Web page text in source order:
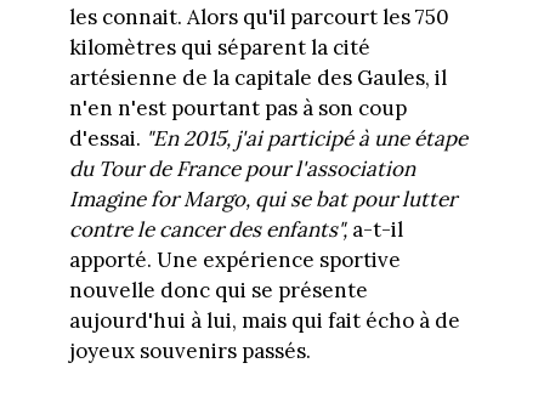
les connait. Alors qu'il parcourt les 750
kilomètres qui séparent la cité
artésienne de la capitale des Gaules, il
n'en n'est pourtant pas à son coup
d'essai. "En 2015, j'ai participé à une étape
du Tour de France pour l'association
Imagine for Margo, qui se bat pour lutter
contre le cancer des enfants", a-t-il
apporté. Une expérience sportive
nouvelle donc qui se présente
aujourd'hui à lui, mais qui fait écho à de
joyeux souvenirs passés.